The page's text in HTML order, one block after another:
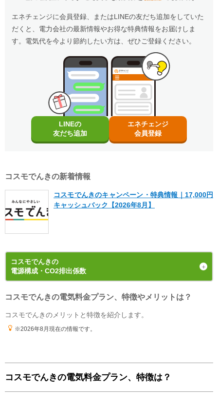
・電気を使用開始した日から12カ月以内にお引越しされた場合。
た場合。
・特典のご案内メールに記載されている有効期限内にお受取いただけなかった場
合。
・ご利用開始から12カ月間の電気料金支払い額がキャッシュバック金額以下の場
・過去にコスモでんきとご契約されたことがある場合。
※お申込み内容に不足・不備等があり、特典実施期間内に不備等が解消されない
場合は、本特典は適用されません。
※本提供条件書記載事項以外の部分については、コスモ石油マーケティング株式
会社の「電気需給約款」の規定を適用いたします。
※コスモ石油マーケティング株式会社が不正なお申し込みと判断した場合、本特
典は適用となりません。
更新日
以下の条件をすべて満たしたお客さまが、コスモ石油マーケティング株式会社が
提供する「コスモでんき×エネチェンジ キャッシュバック特典」(以下、「本特
典」とします)の対象となります。
し込みいただくこと。
・電気の使用開始日から12カ月後時点で契約を継続いただいていること。
・お申し込み時にメールアドレスが入力されていること。
・電気の使用開始日から12カ月間の電気料金支払い額がキャッシュバック金額を
・電気料金の未払いがないこと。
受け取り方法
・適用条件の契約継続期間を達成後2カ月後の月末までに、エネチェンジより特典
受け取りに関するご案内メールをお送りします。
（ご登録のメールアドレスに誤りがあった場合、特典お受け取りの手続きがで
きませんのでご注意ください。）
・ご案内メールにお受け取りの手順が記載されています。手順に沿ってお受け取
り方法の登録をお願いいたします。
・特典お受け取りの有効期限は、エネチェンジからのご案内メール送信後90日以
う、あらかじめ設定をお願いいたします。
キャッシュバックは、金融庁管轄の資金移動業者であるウェルネット社（登録番
以下のお客さまは特典の対象外です。
・エネチェンジのオンラインサービス経由以外から申し込みされた場合。
・既にコスモでんき（特典の対象プラン）をご契約中の場合。
・電気を使用開始した日から12カ月以内に契約を解約された場合。
合。
・電気料金の未払いがある場合。
・ご利用開始から12カ月間の電気料金支払い額がキャッシュバック金額以下の場
合。
・過去にコスモでんきとご契約されたことがある場合。
※お申込み内容に不足・不備等があり、特典実施期間内に不備等が解消されない
場合は、本特典は適用されません。
会社の「電気需給約款」の規定を適用いたします。
典は適用となりません。
適用条件
・2026年8月分〜2026年10月分の料金に適用されます。
・詳細は、国のHP・請求書や検針票・ご契約中の電力会社・ガス会社
のHPをご確認ください。
・コスモでんきを新規ご契約の方。
新車新規検査届出されていること。中古車も適用対象となります。
・対象車両1台につき、コスモでんき1契約までの適用。
・EV特別割は、月間使用量が500kWhを超えた月に適用。
・割引適用を希望される場合は、お申込み後に、コスモでんきお客
さまセンター（0120-530-155）へご連絡いただくようお願い申し
・お電話の際は、エネチェンジ（オンライン）経由でお申込みいた
だいたことと、お申込み日付を電話口でお伝えください。
・コスモでんきお客さまセンターの受付時間は月〜土 9:00～
18:00（日曜祝日・夏期休暇・年末年始除く）です。
お申し込み時の注意事項
※証明書類は現在所有している事を示すご契約者様名義の期間内「車検
証」または「契約書」のコピーとなります。
※同一住所にて同居されているご家族様であれば、車検証名義とでんき
※コスモでんきが実施している割引です。
エネチェンジに会員登録、またはLINEの友だち追加をしていた
だくと、電力会社の最新情報やお得な特典情報をお届けしま
す。電気代を今より節約したい方は、ぜひご登録ください。
LINEの
友だち追加
エネチェンジ
会員登録
コスモでんきの新着情報
コスモでんきのキャンペーン・特典情報｜17,000円
キャッシュバック【2026年8月】
コスモでんきの
電源構成・CO2排出係数
発電手段の内訳（電源構成）
2024年4月1日 ~ 2025年3月31日
コスモでんきの電気料金プラン、特徴やメリットは？
コスモでんきのメリットと特徴を紹介します。
※2026年8月現在の情報です。
コスモでんきの電気料金プラン、特徴は？